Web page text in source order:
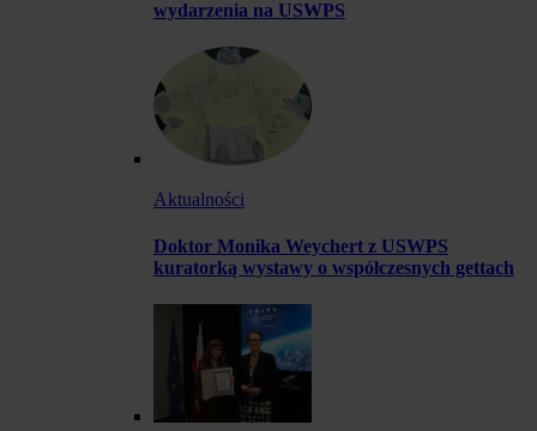
wydarzenia na USWPS
Aktualności
Doktor Monika Weychert z USWPS
kuratorką wystawy o współczesnych gettach